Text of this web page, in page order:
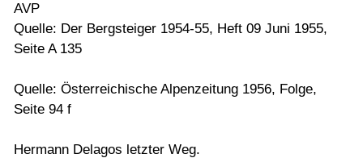
AVP
Quelle: Der Bergsteiger 1954-55, Heft 09 Juni 1955,
Seite A 135
Quelle: Österreichische Alpenzeitung 1956, Folge,
Seite 94 f
Hermann Delagos letzter Weg.